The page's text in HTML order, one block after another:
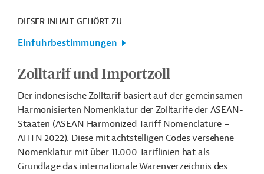
DIESER INHALT GEHÖRT ZU
Einfuhrbestimmungen
Zolltarif und Importzoll
Der indonesische Zolltarif basiert auf der gemeinsamen
Harmonisierten Nomenklatur der Zolltarife der ASEAN-
Staaten (ASEAN Harmonized Tariff Nomenclature –
AHTN 2022). Diese mit achtstelligen Codes versehene
Nomenklatur mit über 11.000 Tariflinien hat als
Grundlage das internationale Warenverzeichnis des